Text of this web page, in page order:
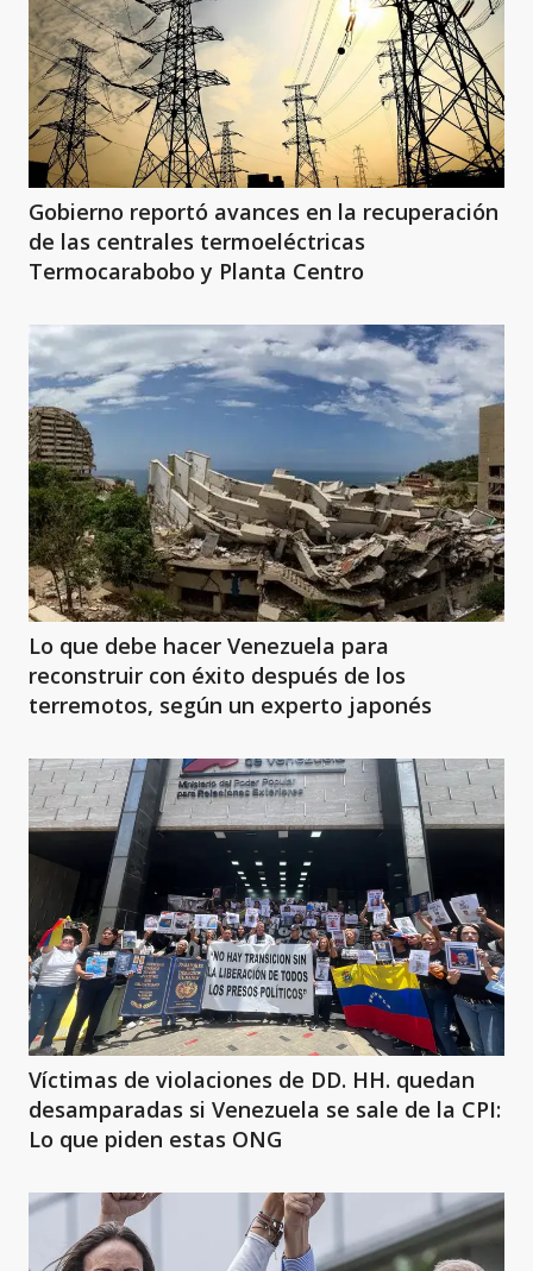
Gobierno reportó avances en la recuperación
de las centrales termoeléctricas
Termocarabobo y Planta Centro
Lo que debe hacer Venezuela para
reconstruir con éxito después de los
terremotos, según un experto japonés
Víctimas de violaciones de DD. HH. quedan
desamparadas si Venezuela se sale de la CPI:
Lo que piden estas ONG